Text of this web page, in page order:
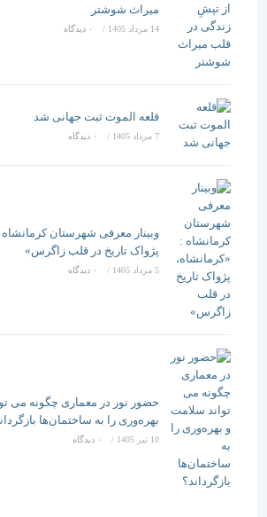
میراث شوشتر
14 مرداد 1405 / ۰ دیدگاه
قلعه الموت ثبت جهانی شد
/ ۰ دیدگاه
وبینار معرفی شهرستان کرمانشاه :
پژواک تاریخ در قلب زاگرس»
5 مرداد 1405 / ۰ دیدگاه
حضور نور در معماری چگونه می تواند
بهره‌وری را به ساختمان‌ها بازگرداند؟
/ ۰ دیدگاه